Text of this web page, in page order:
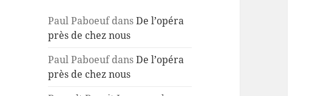
Paul PaboeufdansDe l’opéra
près de chez nous
Paul PaboeufdansDe l’opéra
près de chez nous